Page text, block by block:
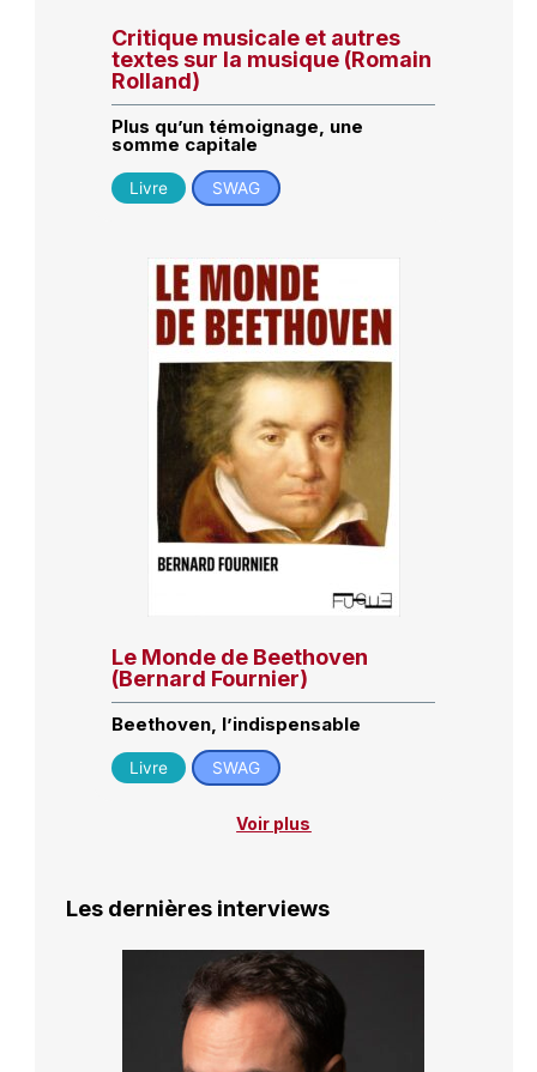
Critique musicale et autres
textes sur la musique (Romain
Rolland)
Plus qu’un témoignage, une
somme capitale
Livre SWAG
Le Monde de Beethoven
(Bernard Fournier)
Beethoven, l’indispensable
Livre SWAG
Voir plus
Les dernières interviews